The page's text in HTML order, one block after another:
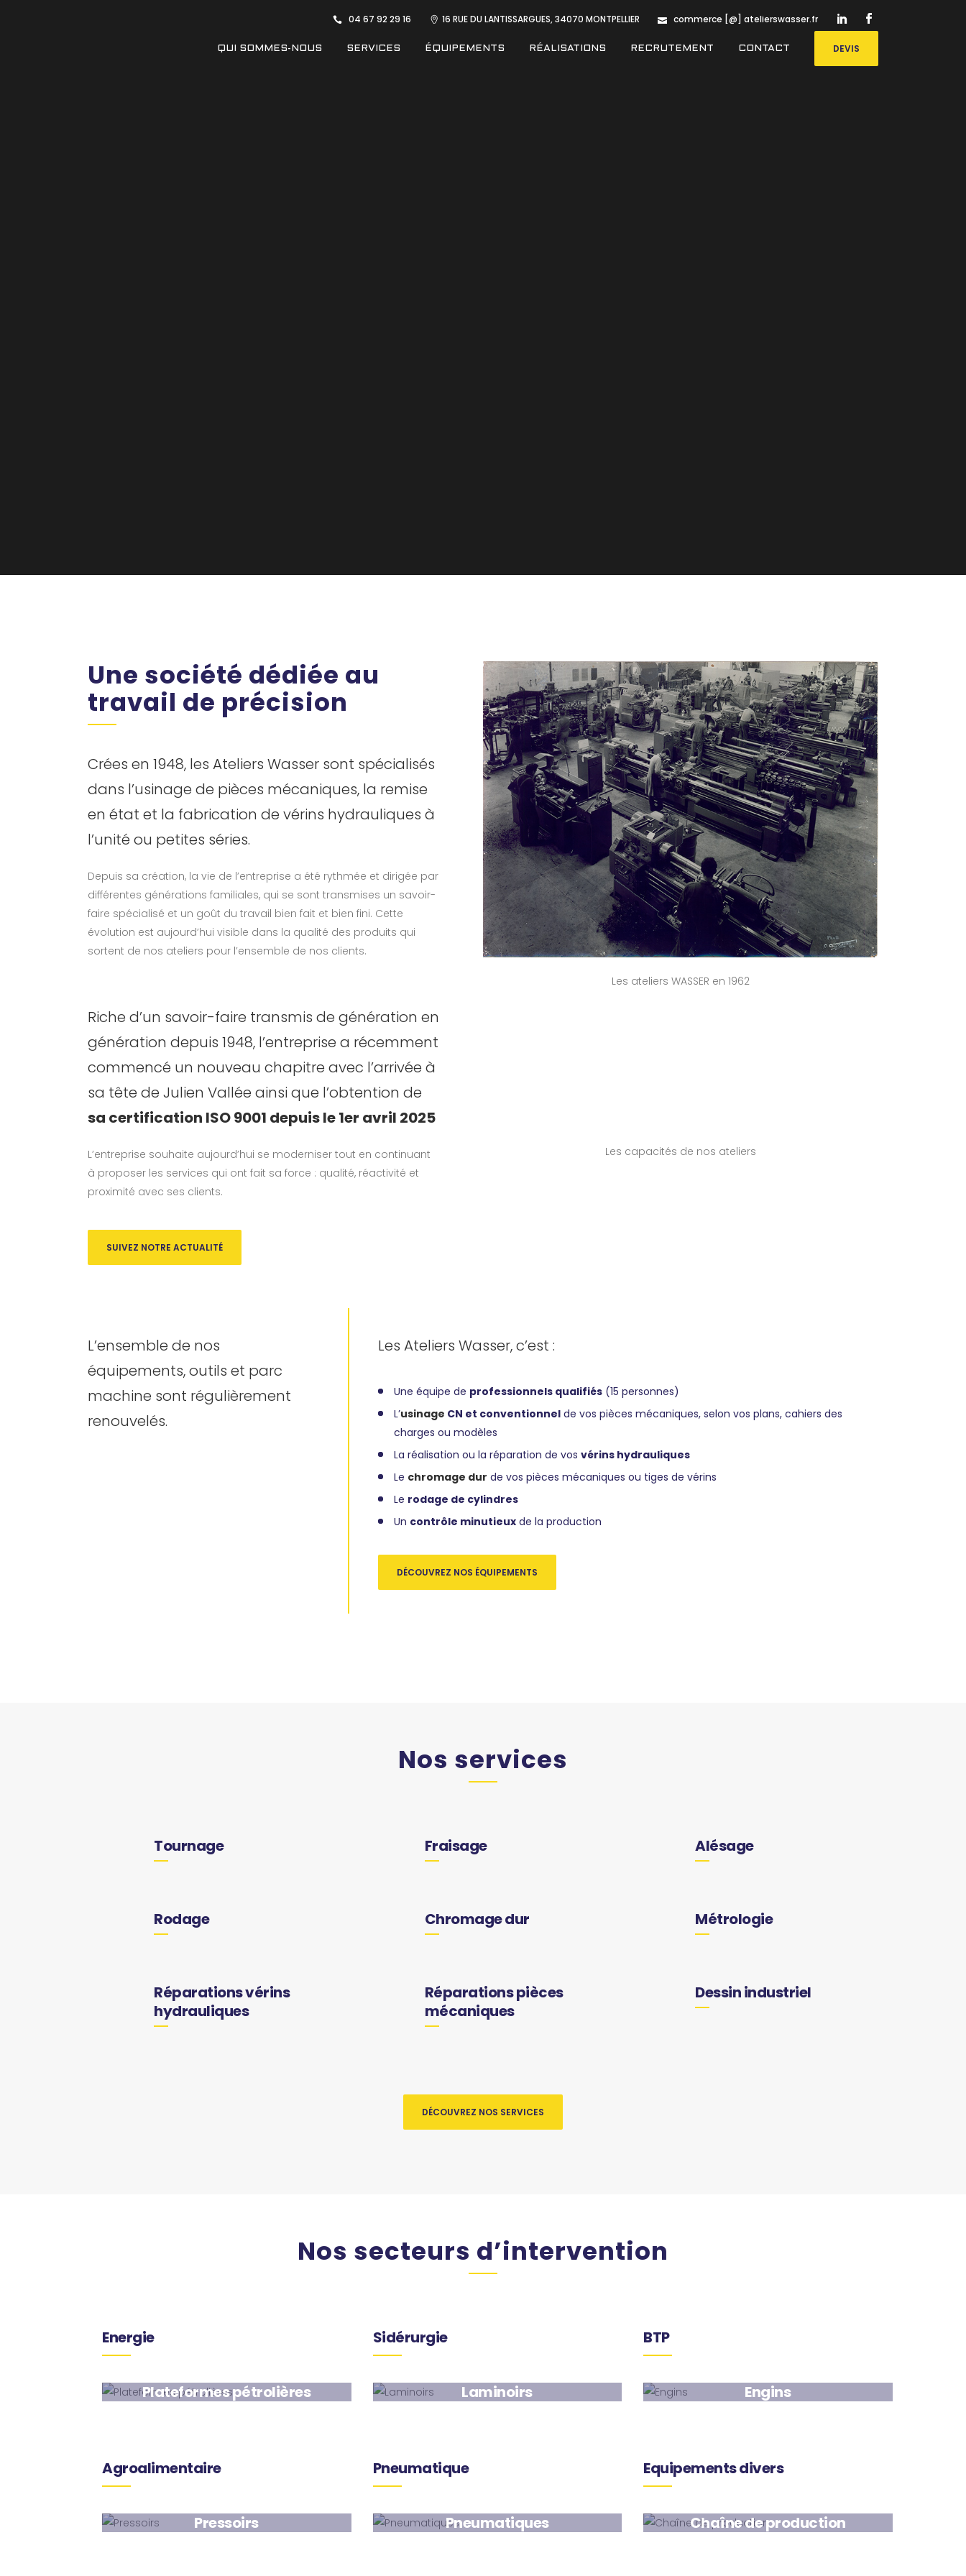
04 67 92 29 16 16 RUE DU LANTISSARGUES, 34070 MONTPELLIER commerce [@] atelierswasser.fr
DEVIS
QUI SOMMES-NOUS SERVICES ÉQUIPEMENTS RÉALISATIONS RECRUTEMENT CONTACT
Une société dédiée au
travail de précision
Crées en 1948, les Ateliers Wasser sont spécialisés
dans l’usinage de pièces mécaniques, la remise
en état et la fabrication de vérins hydrauliques à
l’unité ou petites séries.
Depuis sa création, la vie de l’entreprise a été rythmée et dirigée par
différentes générations familiales, qui se sont transmises un savoir-
faire spécialisé et un goût du travail bien fait et bien fini. Cette
évolution est aujourd’hui visible dans la qualité des produits qui
sortent de nos ateliers pour l’ensemble de nos clients.
Les ateliers WASSER en 1962
Riche d’un savoir-faire transmis de génération en
génération depuis 1948, l’entreprise a récemment
commencé un nouveau chapitre avec l’arrivée à
sa tête de Julien Vallée ainsi que l’obtention de
sa certification ISO 9001 depuis le 1er avril 2025
L’entreprise souhaite aujourd’hui se moderniser tout en continuant
à proposer les services qui ont fait sa force : qualité, réactivité et
proximité avec ses clients.
SUIVEZ NOTRE ACTUALITÉ
Les capacités de nos ateliers
L’ensemble de nos
équipements, outils et parc
machine sont régulièrement
renouvelés.
Les Ateliers Wasser, c’est :
Une équipe de professionnels qualifiés(15 personnes)
L’usinage CN et conventionnelde vos pièces mécaniques, selon vos plans, cahiers des
charges ou modèles
La réalisation ou la réparation de vos vérins hydrauliques
Le chromage dur de vos pièces mécaniques ou tiges de vérins
Le rodage de cylindres
Un contrôle minutieuxde la production
DÉCOUVREZ NOS ÉQUIPEMENTS
Nos services
Tournage Fraisage Alésage
Rodage Chromage dur Métrologie
Réparations vérins
hydrauliques
Réparations pièces
mécaniques
Dessin industriel
DÉCOUVREZ NOS SERVICES
Nos secteurs d’intervention
Energie
Plateformes pétrolières
Sidérurgie
Laminoirs
BTP
Engins
Agroalimentaire
Pressoirs
Pneumatique
Pneumatiques
Equipements divers
Chaîne de production